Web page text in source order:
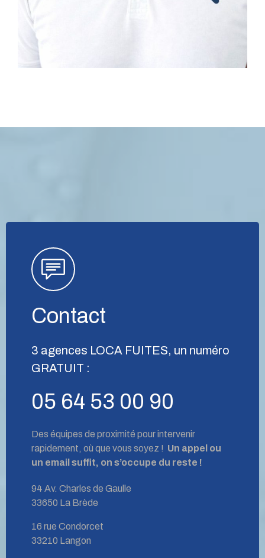
Contact
3 agences LOCA FUITES, un numéro
GRATUIT :
05 64 53 00 90
Des équipes de proximité pour intervenir
rapidement, où que vous soyez ! Un appel ou
un email suffit, on s’occupe du reste !
94 Av. Charles de Gaulle
33650 La Brède
16 rue Condorcet
33210 Langon